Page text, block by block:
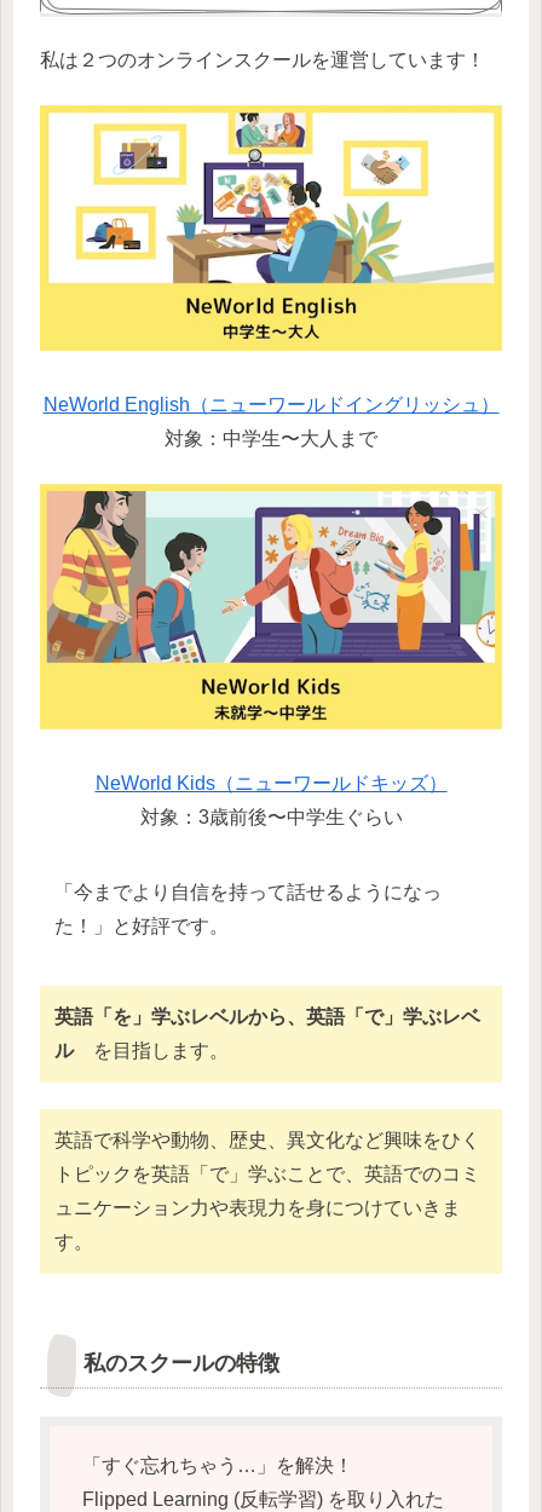
私は２つのオンラインスクールを運営しています！
NeWorld English（ニューワールドイングリッシュ）
対象：中学生〜大人まで
NeWorld Kids（ニューワールドキッズ）
対象：3歳前後〜中学生ぐらい
「今までより自信を持って話せるようになっ
た！」と好評です。
英語「を」学ぶレベルから、英語「で」学ぶレベ
ルを目指します。
英語で科学や動物、歴史、異文化など興味をひく
トピックを英語「で」学ぶことで、英語でのコミ
ュニケーション力や表現力を身につけていきま
す。
私のスクールの特徴
「すぐ忘れちゃう…」を解決！
Flipped Learning (反転学習) を取り入れた